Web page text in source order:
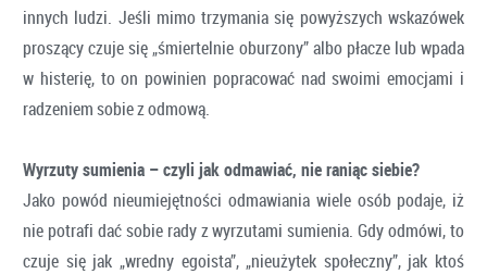
innych ludzi. Jeśli mimo trzymania się powyższych wskazówek
proszący czuje się „śmiertelnie oburzony” albo płacze lub wpada
w histerię, to on powinien popracować nad swoimi emocjami i
radzeniem sobie z odmową.
Wyrzuty sumienia – czyli jak odmawiać, nie raniąc siebie?
Jako powód nieumiejętności odmawiania wiele osób podaje, iż
nie potrafi dać sobie rady z wyrzutami sumienia. Gdy odmówi, to
czuje się jak „wredny egoista”, „nieużytek społeczny”, jak ktoś